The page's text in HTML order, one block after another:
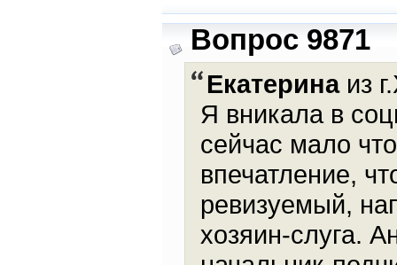
Вопрос 9871
Екатеринаиз
Я вникала в
сейчас мало
впечатление,
ревизуемый,
хозяин-слуга.